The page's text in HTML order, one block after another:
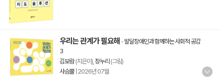
우리는 관계가 필요해 - 발달장애인과 함께하는 사회적 공감
3
김보람(지은이), 장누리 (그림)
사슴뿔| 2026년 07월